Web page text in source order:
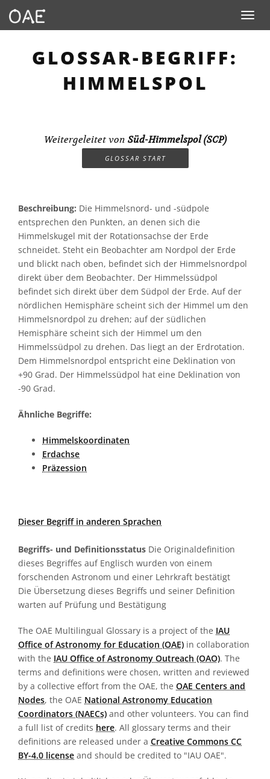
Toggle
GLOSSAR-BEGRIFF:
HIMMELSPOL
Weitergeleitet von Süd-Himmelspol (SCP)
GLOSSAR START
Beschreibung: Die Himmelsnord- und -südpole
entsprechen den Punkten, an denen sich die
Himmelskugel mit der Rotationsachse der Erde
schneidet. Steht ein Beobachter am Nordpol der Erde
und blickt nach oben, befindet sich der Himmelsnordpol
direkt über dem Beobachter. Der Himmelssüdpol
befindet sich direkt über dem Südpol der Erde. Auf der
nördlichen Hemisphäre scheint sich der Himmel um den
Himmelsnordpol zu drehen; auf der südlichen
Hemisphäre scheint sich der Himmel um den
Himmelssüdpol zu drehen. Das liegt an der Erdrotation.
Dem Himmelsnordpol entspricht eine Deklination von
+90 Grad. Der Himmelssüdpol hat eine Deklination von
-90 Grad.
Ähnliche Begriffe:
Himmelskoordinaten
Erdachse
Präzession
Dieser Begriff in anderen Sprachen
Begriffs- und Definitionsstatus Die Originaldefinition
dieses Begriffes auf Englisch wurden von einem
forschenden Astronom und einer Lehrkraft bestätigt
Die Übersetzung dieses Begriffs und seiner Definition
warten auf Prüfung und Bestätigung
The OAE Multilingual Glossary is a project of the IAU
Office of Astronomy for Education (OAE) in collaboration
with the IAU Office of Astronomy Outreach (OAO). The
terms and definitions were chosen, written and reviewed
by a collective effort from the OAE, the OAE Centers and
Nodes, the OAE National Astronomy Education
Coordinators (NAECs) and other volunteers. You can find
a full list of credits here. All glossary terms and their
definitions are released under a Creative Commons CC
BY-4.0 license and should be credited to "IAU OAE".